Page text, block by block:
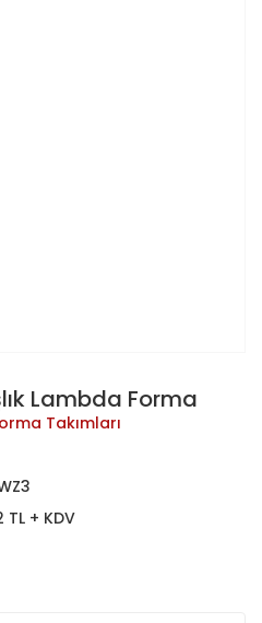
Lambda Forma
Takımları
TL + KDV